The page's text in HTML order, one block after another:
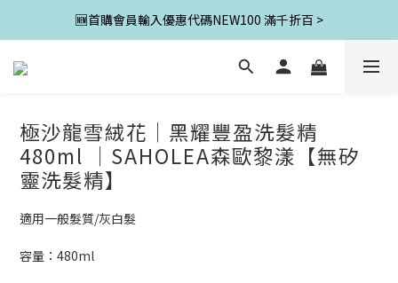
🆕首購會員輸入優惠代碼NEW100 滿千折百 >
極沙龍雪絨花│黑耀豐盈洗髮精
480ml │SAHOLEA森歐黎漾【無矽
靈洗髮精】
適用一般髮質/灰白髮
容量：480ml